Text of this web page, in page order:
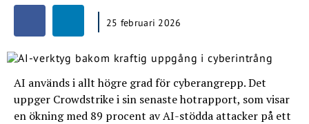
25 februari 2026
AI används i allt högre grad för cyberangrepp. Det
uppger Crowdstrike i sin senaste hotrapport, som visar
en ökning med 89 procent av AI-stödda attacker på ett